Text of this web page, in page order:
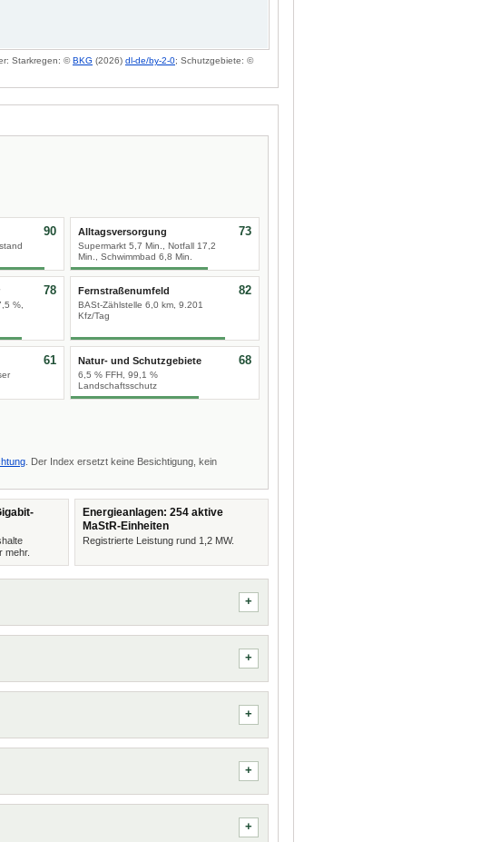
Starkregen: ©BKG (2026) dl-de/by-2-0; Schutzgebiete: ©
90 Alltagsversorgung
Supermarkt 5,7 Min., Notfall 17,2
Min., Schwimmbad 6,8 Min.
73
%,
78 Fernstraßenumfeld
BASt-Zählstelle 6,0 km, 9.201
Kfz/Tag
82
61 Natur- und Schutzgebiete
6,5 % FFH, 99,1 %
Landschaftsschutz
68
. Der Index ersetzt keine Besichtigung, kein
mehr.
Energieanlagen: 254 aktive
MaStR-Einheiten
Registrierte Leistung rund 1,2 MW.